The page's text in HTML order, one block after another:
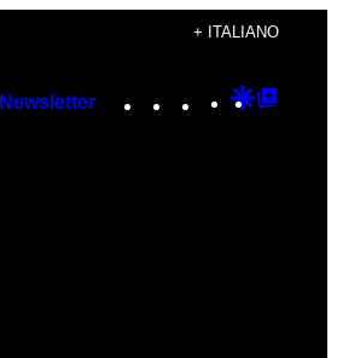
+ ITALIANO
Newsletter Instagram
TikTok
YouTube
Google